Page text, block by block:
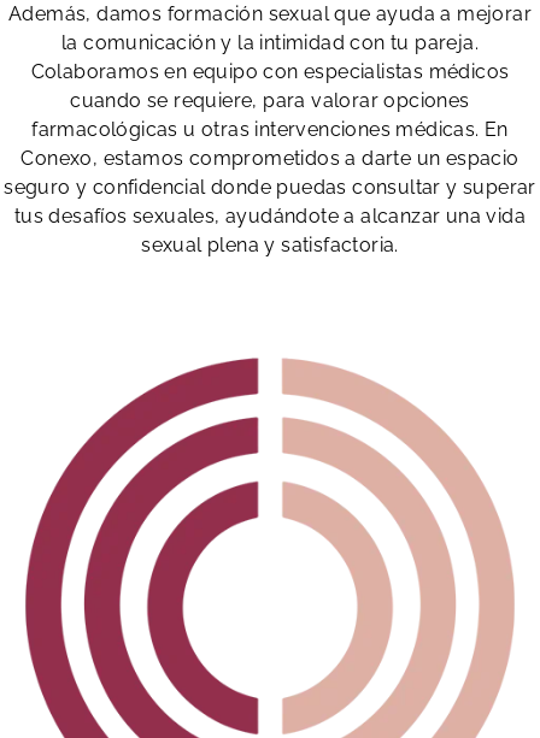
Además, damos formación sexual que ayuda a mejorar
la comunicación y la intimidad con tu pareja.
Colaboramos en equipo con especialistas médicos
cuando se requiere, para valorar opciones
farmacológicas u otras intervenciones médicas. En
Conexo, estamos comprometidos a darte un espacio
seguro y confidencial donde puedas consultar y superar
tus desafíos sexuales, ayudándote a alcanzar una vida
sexual plena y satisfactoria.